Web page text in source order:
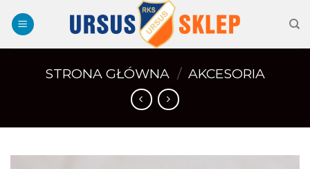
STRONA GŁÓWNA / AKCESORIA